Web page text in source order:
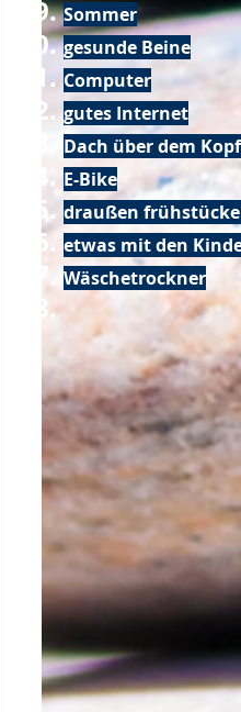
Sommer
gesunde Beine
Computer
gutes Internet
Dach über dem Kopf
E-Bike
draußen
etwas mit den
Wäschetrockner